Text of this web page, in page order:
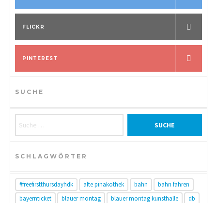
FLICKR
PINTEREST
SUCHE
SCHLAGWÖRTER
#freefirstthursdayhdk alte pinakothek bahn
bahn fahren
bayernticket
blauer montag blauer montag kunsthalle
db